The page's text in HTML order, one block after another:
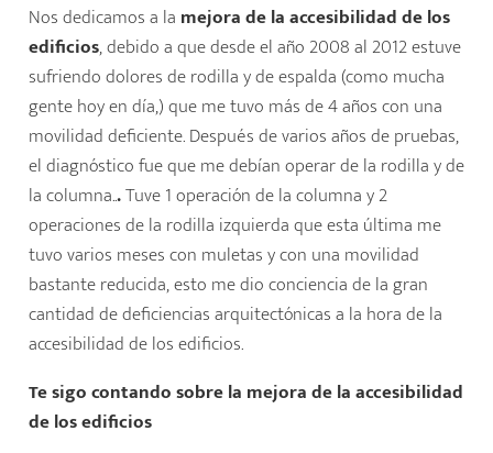
Nos dedicamos a la mejora de laaccesibilidad de los
edificios, debido a que desde el año 2008 al 2012 estuve
sufriendo dolores de rodilla y de espalda (como mucha
gente hoy en día,) que me tuvo más de 4 años con una
movilidad deficiente. Después de varios años de pruebas,
el diagnóstico fue que me debían operar de la rodilla y de
la columna...Tuve 1 operación de la columna y 2
operaciones de la rodilla izquierda que esta última me
tuvo varios meses con muletas y con una movilidad
bastante reducida, esto me dio conciencia de la gran
cantidad de deficiencias arquitectónicas a la hora de la
accesibilidad de los edificios.
Te sigo contando sobre la mejora de laaccesibilidad
de los edificios